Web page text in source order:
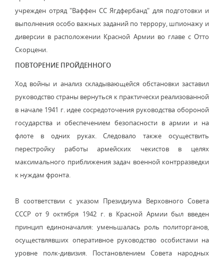
учрежден отряд "Ваффен СС Ягдфербанд" для подготовки и
выполнения особо важных заданий по террору, шпионажу и
диверсии в расположении Красной Армии во главе с Отто
Скорцени.
ПОВТОРЕНИЕ ПРОЙДЕННОГО
Ход войны и анализ складывающейся обстановки заставил
руководство страны вернуться к практически реализованной
в начале 1941 г. идее сосредоточения руководства обороной
государства и обеспечением безопасности в армии и на
флоте в одних руках. Следовало также осуществить
перестройку работы армейских чекистов в целях
максимального приближения задач военной контрразведки
к нуждам фронта.
В соответствии с указом Президиума Верховного Совета
СССР от 9 октября 1942 г. в Красной Армии был введен
принцип единоначалия: уменьшалась роль политорганов,
осуществлявших оперативное руководство особистами на
уровне полк-дивизия. Постановлением Совета народных